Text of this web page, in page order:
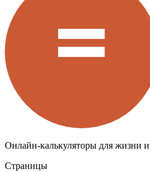
Онлайн-калькуляторы для жизни
Страницы